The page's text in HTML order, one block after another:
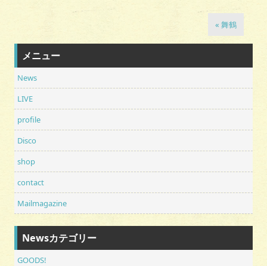
« 舞鶴
メニュー
News
LIVE
profile
Disco
shop
contact
Mailmagazine
Newsカテゴリー
GOODS!